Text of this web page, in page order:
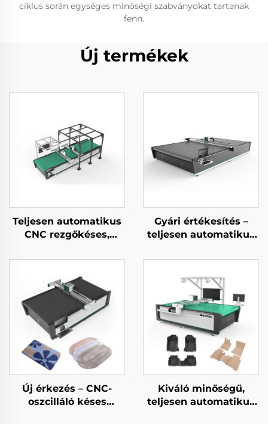
ciklus során egységes minőségi szabványokat tartanak
fenn.
Új termékek
Teljesen automatikus
CNC rezgőkéses,
Gyári értékesítés –
teljesen automatikus
redőnyanyag-vágó,
függönyanyag-vágó
gép
Új érkezés – CNC-
oszcilláló késes
Kiváló minőségű,
teljesen automatikus